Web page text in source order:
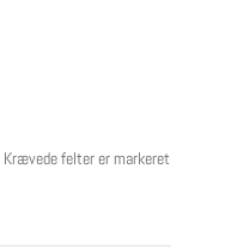
Krævede felter er markeret